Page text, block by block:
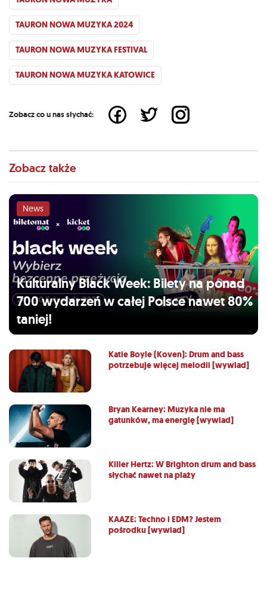
TAURON NOWA MUZYKA 2024
TAURON NOWA MUZYKA FESTIVAL
TAURON NOWA MUZYKA KATOWICE
Zobacz co u nas słychać:
Zobacz także
Kulturalny Black Week: Bilety na ponad
700 wydarzeń w całej Polsce nawet 80%
taniej!
News
Katie Boyle (Koven): Drum and bass
potrzebuje więcej melodii [wywiad]
Bryan Kearney: Muzyka nie ma
gatunków, ma energię [wywiad]
Killer Hertz: W Brighton drum and bass
słychać nawet na plaży
KAAZE: Techno i EDM? Jestem
pośrodku [wywiad]